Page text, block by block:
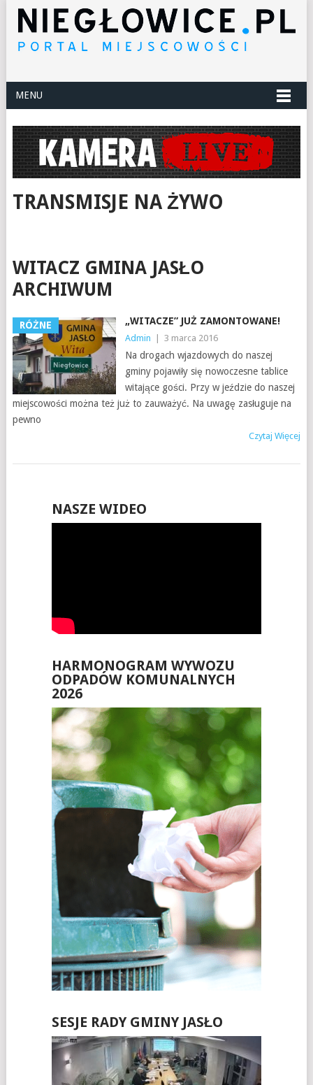
MENU
TRANSMISJE NA ŻYWO
WITACZ GMINA JASŁO
ARCHIWUM
RÓŻNE „WITACZE” JUŻ ZAMONTOWANE!
Admin 3 marca 2016
Na drogach wjazdowych do naszej
gminy pojawiły się nowoczesne tablice
witające gości. Przy w jeździe do naszej
miejscowości można też już to zauważyć. Na uwagę zasługuje na
pewno
Czytaj Więcej
NASZE WIDEO
HARMONOGRAM WYWOZU
ODPADÓW KOMUNALNYCH
2026
SESJE RADY GMINY JASŁO